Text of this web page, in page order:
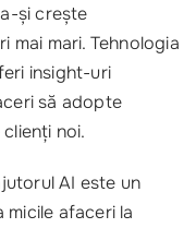
și crește
mai mari. Tehnologia
insight-uri
să adopte
noi.
AI este un
afaceri la